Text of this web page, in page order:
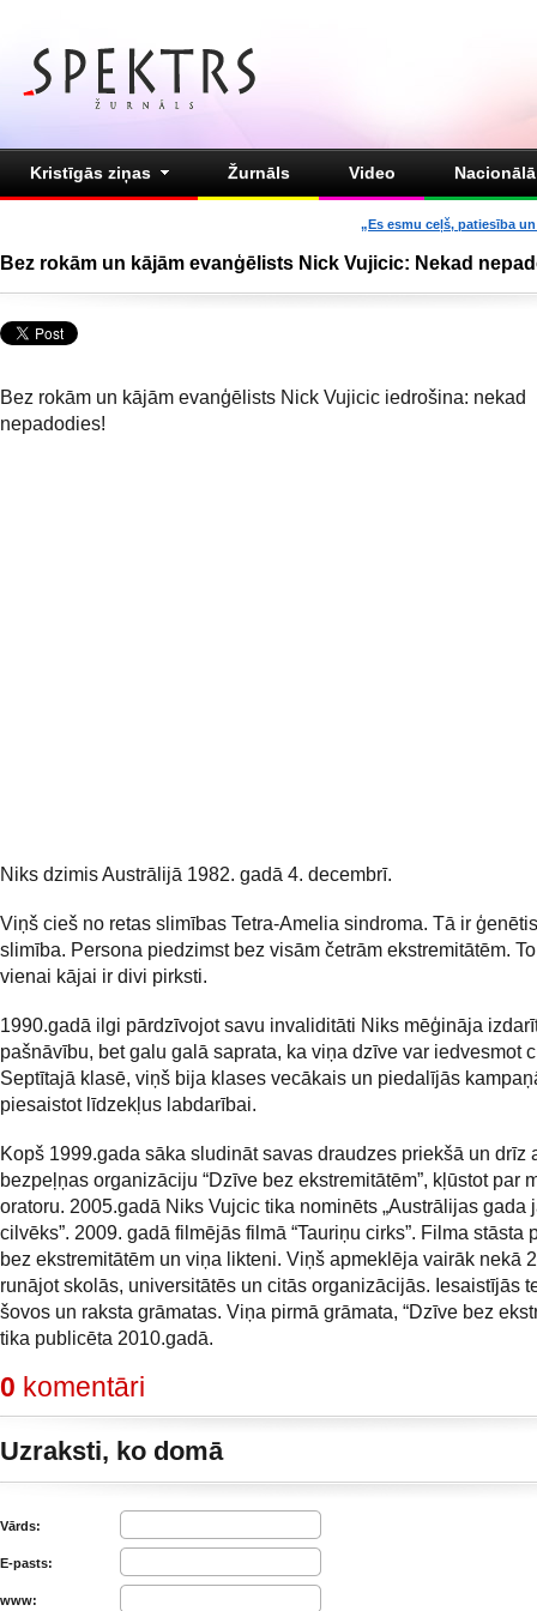
Kristīgās ziņas Žurnāls Video
„Es esmu ceļš, patiesība
Bez rokām un kājām evanģēlists Nick Vujicic: Nekad
Bez rokām un kājām evanģēlists Nick Vujicic iedrošina: nekad
nepadodies!
Niks dzimis Austrālijā 1982. gadā 4. decembrī.
Viņš cieš no retas slimības Tetra-Amelia sindroma. Tā ir
slimība. Persona piedzimst bez visām četrām ekstremitātēm.
vienai kājai ir divi pirksti.
1990.gadā ilgi pārdzīvojot savu invaliditāti Niks mēģināja
pašnāvību, bet galu galā saprata, ka viņa dzīve var iedvesmot
Septītajā klasē, viņš bija klases vecākais un piedalījās
piesaistot līdzekļus labdarībai.
Kopš 1999.gada sāka sludināt savas draudzes priekšā un drīz
bezpeļņas organizāciju “Dzīve bez ekstremitātēm”, kļūstot par
oratoru. 2005.gadā Niks Vujcic tika nominēts „Austrālijas gada
cilvēks”. 2009. gadā filmējās filmā “Tauriņu cirks”. Filma stāsta
bez ekstremitātēm un viņa likteni. Viņš apmeklēja vairāk nekā
runājot skolās, universitātēs un citās organizācijās. Iesaistījās
šovos un raksta grāmatas. Viņa pirmā grāmata, “Dzīve bez
tika publicēta 2010.gadā.
0 komentāri
Uzraksti, ko domā
Vārds:
E-pasts:
www: